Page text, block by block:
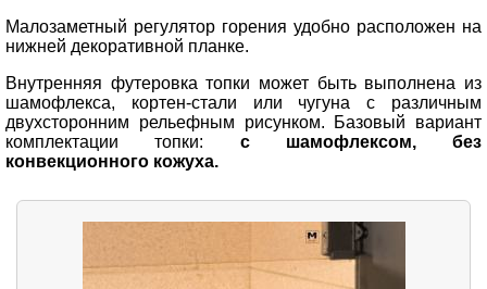
Малозаметный регулятор горения удобно расположен на
нижней декоративной планке.
Внутренняя футеровка топки может быть выполнена из
шамофлекса, кортен-стали или чугуна с различным
двухсторонним рельефным рисунком. Базовый вариант
комплектации топки: с шамофлексом, без
конвекционного кожуха.